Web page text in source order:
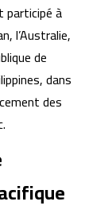
participé à
l’Australie,
de
dans
des